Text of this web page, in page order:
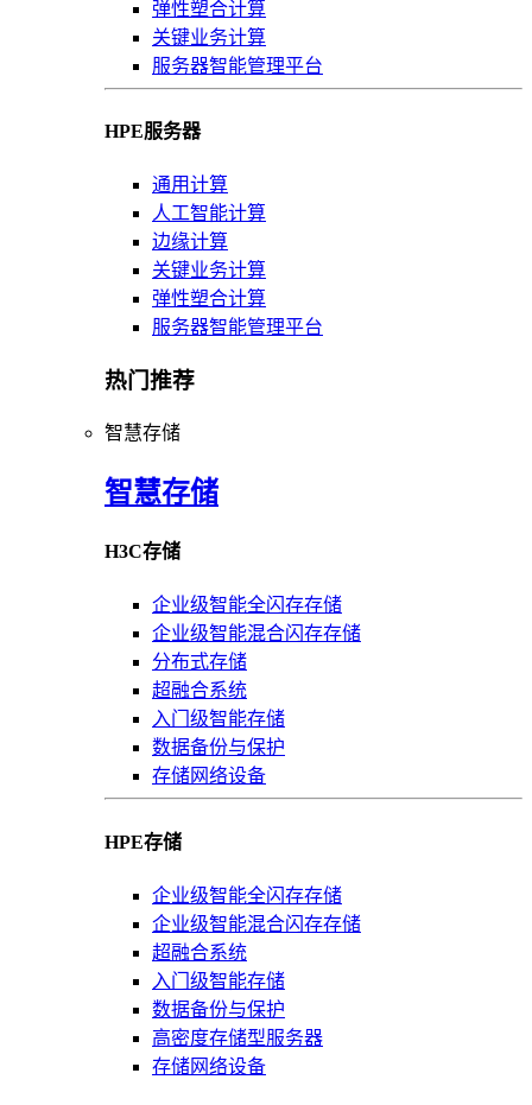
弹性塑合计算
关键业务计算
服务器智能管理平台
HPE服务器
通用计算
人工智能计算
边缘计算
关键业务计算
弹性塑合计算
服务器智能管理平台
热门推荐
智慧存储
智慧存储
H3C存储
企业级智能全闪存存储
企业级智能混合闪存存储
分布式存储
超融合系统
入门级智能存储
数据备份与保护
存储网络设备
HPE存储
企业级智能全闪存存储
企业级智能混合闪存存储
超融合系统
入门级智能存储
数据备份与保护
高密度存储型服务器
存储网络设备